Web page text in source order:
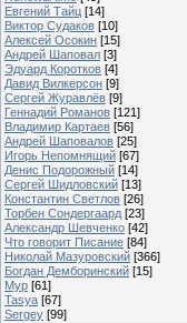
Евгений Тайц [14]
Виктор Судаков [10]
Алексей Осокин [15]
Андрей Шаповал [3]
Эдуард Коротков [4]
Давид Вилкерсон [9]
Сергей Журавлёв [9]
Геннадий Романов [121]
Владимир Картаев [56]
Андрей Шаповалов [25]
Игорь Непомнящий [67]
Денис Подорожный [14]
Сергей Шидловский [13]
Константин Светлов [26]
Торбен Сондергаард [23]
Александр Шевченко [42]
Что говорит Писание [84]
Николай Мазуровский [366]
Богдан Демборинский [15]
Мур [61]
Tasya [67]
Sergey [99]